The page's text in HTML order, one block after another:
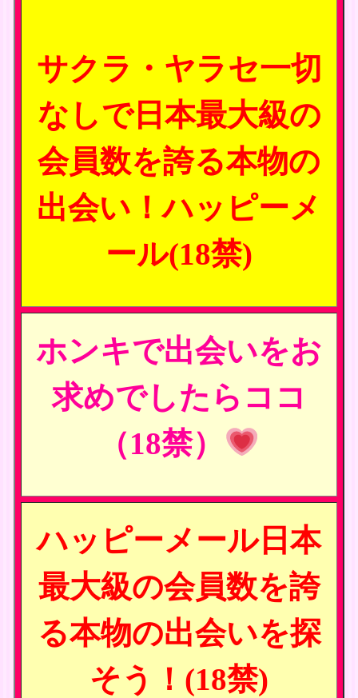
サクラ・ヤラセ一切
なしで日本最大級の
会員数を誇る本物の
出会い！ハッピーメ
ール(18禁)
ホンキで出会いをお
求めでしたらココ
（18禁）
ハッピーメール日本
最大級の会員数を誇
る本物の出会いを探
そう！(18禁)